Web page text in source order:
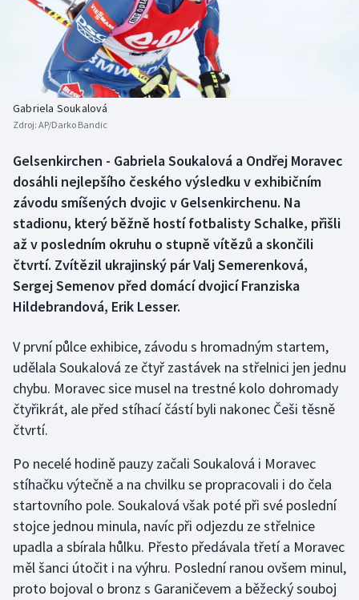
Baseball a softbal
Basketbal
Biatlon
Box
Curling
Dostihy
Florbal
Futsal
Golf
Gymnastika
Jezdectví
Judo
Krasobruslení
Soutěže
Historické návraty
Aplikace ČT sport
Gabriela Soukalová
Zdroj: AP/Darko Bandic
Gelsenkirchen - Gabriela Soukalová a Ondřej Moravec
dosáhli nejlepšího českého výsledku v exhibičním
závodu smíšených dvojic v Gelsenkirchenu. Na
stadionu, který běžně hostí fotbalisty Schalke, přišli
až v posledním okruhu o stupně vítězů a skončili
čtvrtí. Zvítězil ukrajinský pár Valj Semerenková,
Sergej Semenov před domácí dvojicí Franziska
Hildebrandová, Erik Lesser.
V první půlce exhibice, závodu s hromadným startem,
udělala Soukalová ze čtyř zastávek na střelnici jen jednu
chybu. Moravec sice musel na trestné kolo dohromady
čtyřikrát, ale před stíhací částí byli nakonec Češi těsně
čtvrtí.
Po necelé hodině pauzy začali Soukalová i Moravec
stíhačku výtečně a na chvilku se propracovali i do čela
startovního pole. Soukalová však poté při své poslední
stojce jednou minula, navíc při odjezdu ze střelnice
upadla a sbírala hůlku. Přesto předávala třetí a Moravec
měl šanci útočit i na výhru. Poslední ranou ovšem minul,
proto bojoval o bronz s Garaničevem a běžecký souboj